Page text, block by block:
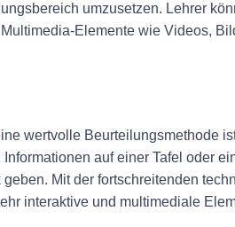
umzusetzen. Lehrer
Elemente wie Videos,
wertvolle Beurteilungsmethode
auf einer Tafel oder
Mit der fortschreitenden
interaktive und multimediale